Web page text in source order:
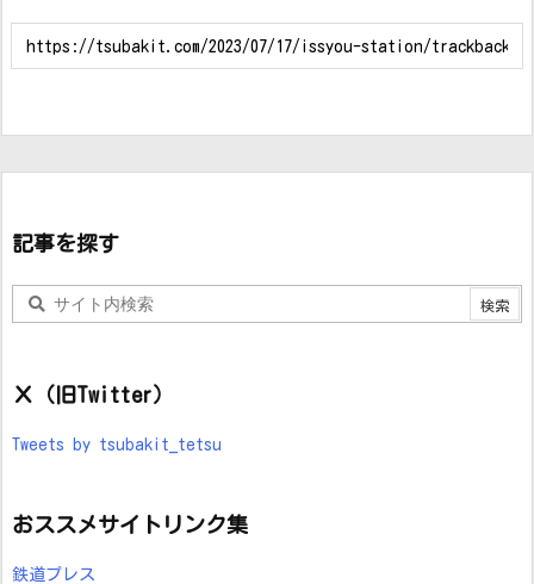
記事を探す
Ｘ（旧Twitter）
Tweets by tsubakit_tetsu
おススメサイトリンク集
鉄道プレス